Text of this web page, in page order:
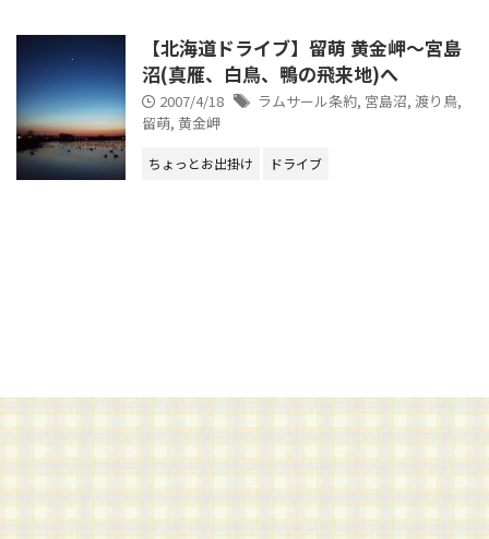
【北海道ドライブ】留萌 黄金岬～宮島
沼(真雁、白鳥、鴨の飛来地)へ
2007/4/18 ラムサール条約, 宮島沼, 渡り鳥,
留萌, 黄金岬
ちょっとお出掛け ドライブ